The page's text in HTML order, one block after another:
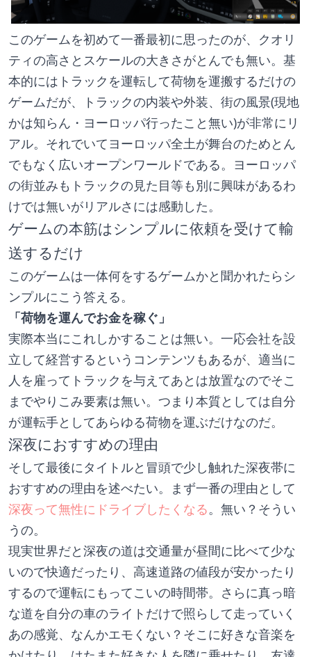
このゲームを初めて一番最初に思ったのが、クオリ
ティの高さとスケールの大きさがとんでも無い。基
本的にはトラックを運転して荷物を運搬するだけの
ゲームだが、トラックの内装や外装、街の風景(現地
かは知らん・ヨーロッパ行ったこと無い)が非常にリ
アル。それでいてヨーロッパ全土が舞台のためとん
でもなく広いオープンワールドである。ヨーロッパ
の街並みもトラックの見た目等も別に興味があるわ
けでは無いがリアルさには感動した。
ゲームの本筋はシンプルに依頼を受けて輸
送するだけ
このゲームは一体何をするゲームかと聞かれたらシ
ンプルにこう答える。
「荷物を運んでお金を稼ぐ」
実際本当にこれしかすることは無い。一応会社を設
立して経営するというコンテンツもあるが、適当に
人を雇ってトラックを与えてあとは放置なのでそこ
までやりこみ要素は無い。つまり本質としては自分
が運転手としてあらゆる荷物を運ぶだけなのだ。
深夜におすすめの理由
そして最後にタイトルと冒頭で少し触れた深夜帯に
おすすめの理由を述べたい。まず一番の理由として
深夜って無性にドライブしたくなる。無い？そうい
うの。
現実世界だと深夜の道は交通量が昼間に比べて少な
いので快適だったり、高速道路の値段が安かったり
するので運転にもってこいの時間帯。さらに真っ暗
な道を自分の車のライトだけで照らして走っていく
あの感覚、なんかエモくない？そこに好きな音楽を